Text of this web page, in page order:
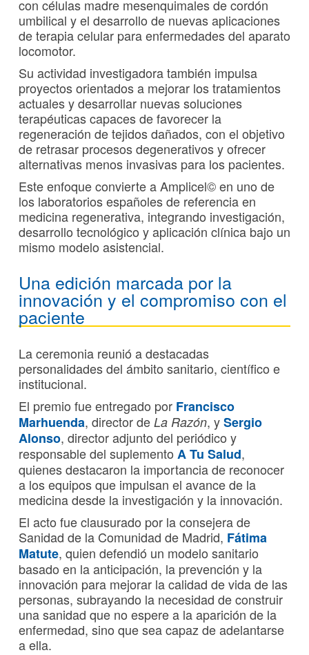
con células madre mesenquimales de cordón
umbilical y el desarrollo de nuevas aplicaciones
de terapia celular para enfermedades del aparato
locomotor.
Su actividad investigadora también impulsa
proyectos orientados a mejorar los tratamientos
actuales y desarrollar nuevas soluciones
terapéuticas capaces de favorecer la
regeneración de tejidos dañados, con el objetivo
de retrasar procesos degenerativos y ofrecer
alternativas menos invasivas para los pacientes.
Este enfoque convierte a Amplicel© en uno de
los laboratorios españoles de referencia en
medicina regenerativa, integrando investigación,
desarrollo tecnológico y aplicación clínica bajo un
mismo modelo asistencial.
Una edición marcada por la
innovación y el compromiso con el
paciente
La ceremonia reunió a destacadas
personalidades del ámbito sanitario, científico e
institucional.
El premio fue entregado por Francisco
Marhuenda, director de La Razón, ySergio
Alonso, director adjunto del periódico y
responsable del suplemento A Tu Salud,
quienes destacaron la importancia de reconocer
a los equipos que impulsan el avance de la
medicina desde la investigación y la innovación.
El acto fue clausurado por la consejera de
Sanidad de la Comunidad de Madrid, Fátima
Matute, quien defendió un modelo sanitario
basado en la anticipación, la prevención y la
innovación para mejorar la calidad de vida de las
personas, subrayando la necesidad de construir
una sanidad que no espere a la aparición de la
enfermedad, sino que sea capaz de adelantarse
a ella.